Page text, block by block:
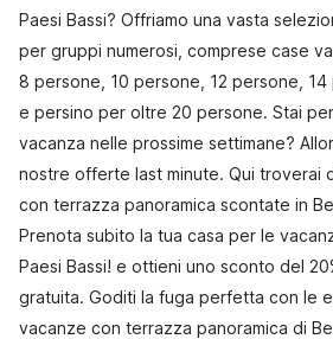
Paesi Bassi? Offriamo una vasta
per gruppi numerosi, comprese case
8 persone, 10 persone, 12 persone,
e persino per oltre 20 persone. Stai
vacanza nelle prossime settimane?
nostre offerte last minute. Qui troverai
con terrazza panoramica scontate in
Prenota subito la tua casa per le
Paesi Bassi! e ottieni uno sconto del
gratuita. Goditi la fuga perfetta con le
vacanze con terrazza panoramica di